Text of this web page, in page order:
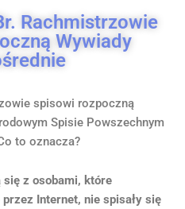
Rachmistrzowie
Wywiady
spisowi rozpoczną
Spisie Powszechnym
to oznacza?
z osobami, które
Internet, nie spisały się